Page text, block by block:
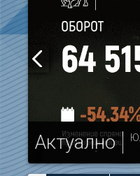
Актуално